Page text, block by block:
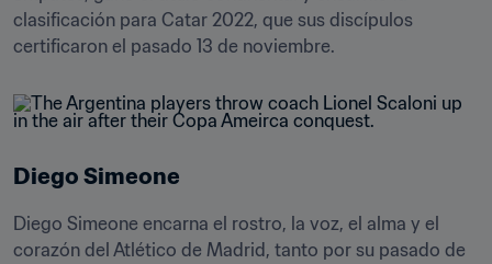
clasificación para Catar 2022, que sus discípulos
certificaron el pasado 13 de noviembre.
Diego Simeone
Diego Simeone encarna el rostro, la voz, el alma y el
corazón del Atlético de Madrid, tanto por su pasado de